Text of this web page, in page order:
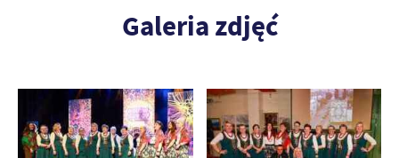
Galeria zdjęć